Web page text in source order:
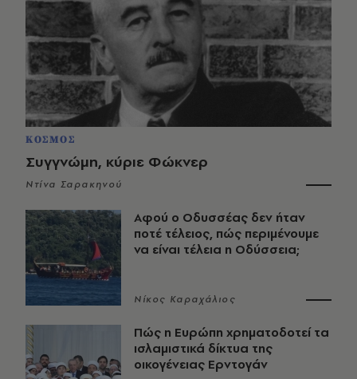
ΚΟΣΜΟΣ
Συγγνώμη, κύριε Φώκνερ
Ντίνα Σαρακηνού
Αφού ο Οδυσσέας δεν ήταν
ποτέ τέλειος, πώς περιμένουμε
να είναι τέλεια η Οδύσσεια;
Νίκος Καραχάλιος
Πώς η Ευρώπη χρηματοδοτεί τα
ισλαμιστικά δίκτυα της
οικογένειας Ερντογάν